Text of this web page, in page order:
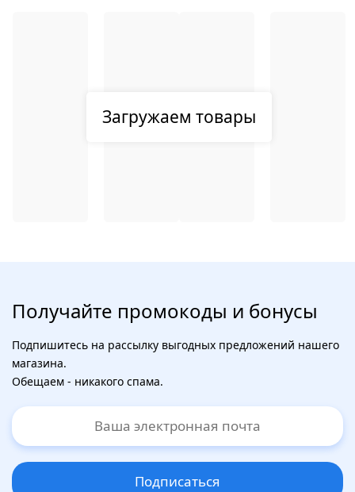
Загружаем товары
Получайте промокоды и бонусы
Подпишитесь на рассылку выгодных предложений нашего
магазина.
Обещаем - никакого спама.
Подписаться